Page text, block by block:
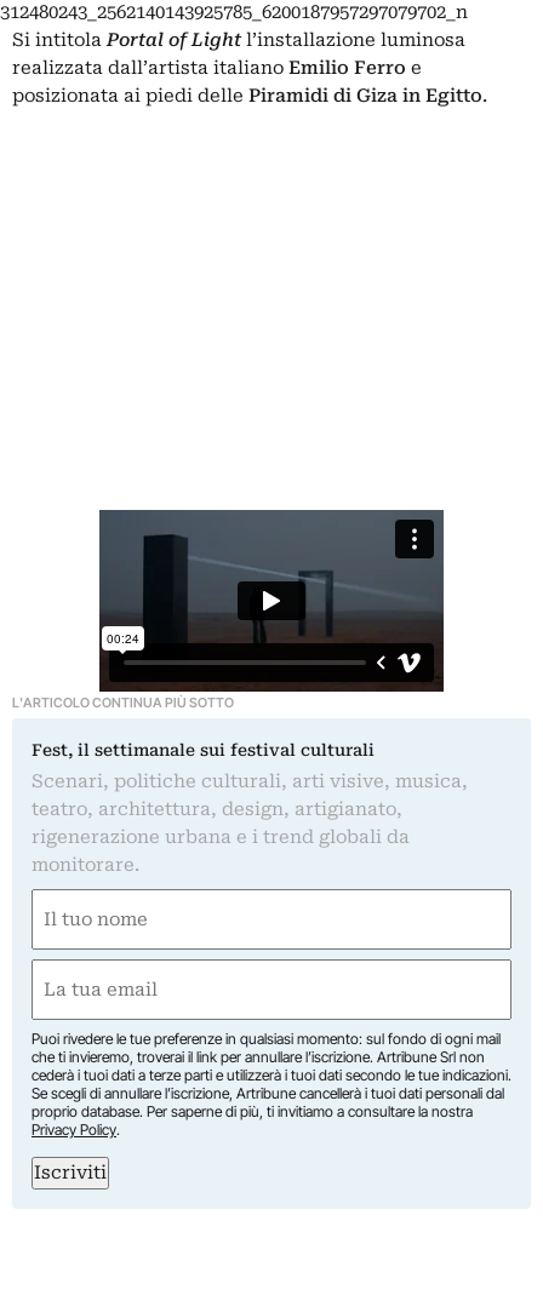
312480243_2562140143925785_6200187957297079702_n
Si intitolaPortal of Lightl’installazione luminosa
realizzata dall’artista italiano Emilio Ferro e
posizionata ai piedi delle Piramidi di Giza in Egitto.
L'ARTICOLO CONTINUA PIÙ SOTTO
Fest, il settimanale sui festival culturali
Scenari, politiche culturali, arti visive, musica,
teatro, architettura, design, artigianato,
rigenerazione urbana e i trend globali da
monitorare.
(Required)
First
(Required)
Puoi rivedere le tue preferenze in qualsiasi momento: sul fondo di ogni mail
che ti invieremo, troverai il link per annullare l’iscrizione. Artribune Srl non
cederà i tuoi dati a terze parti e utilizzerà i tuoi dati secondo le tue indicazioni.
Se scegli di annullare l’iscrizione, Artribune cancellerà i tuoi dati personali dal
proprio database. Per saperne di più, ti invitiamo a consultare la nostra
Privacy Policy.
Iscriviti